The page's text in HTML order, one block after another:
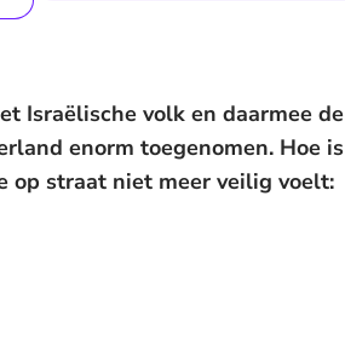
Israëlische volk en daarmee de
enorm toegenomen. Hoe is
op straat niet meer veilig voelt: